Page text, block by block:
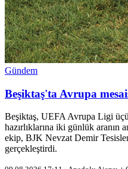
Gündem
Beşiktaş'ta Avrupa
Beşiktaş, UEFA Avrupa Ligi
hazırlıklarına iki günlük aranın
ekip, BJK Nevzat Demir
gerçekleştirdi.